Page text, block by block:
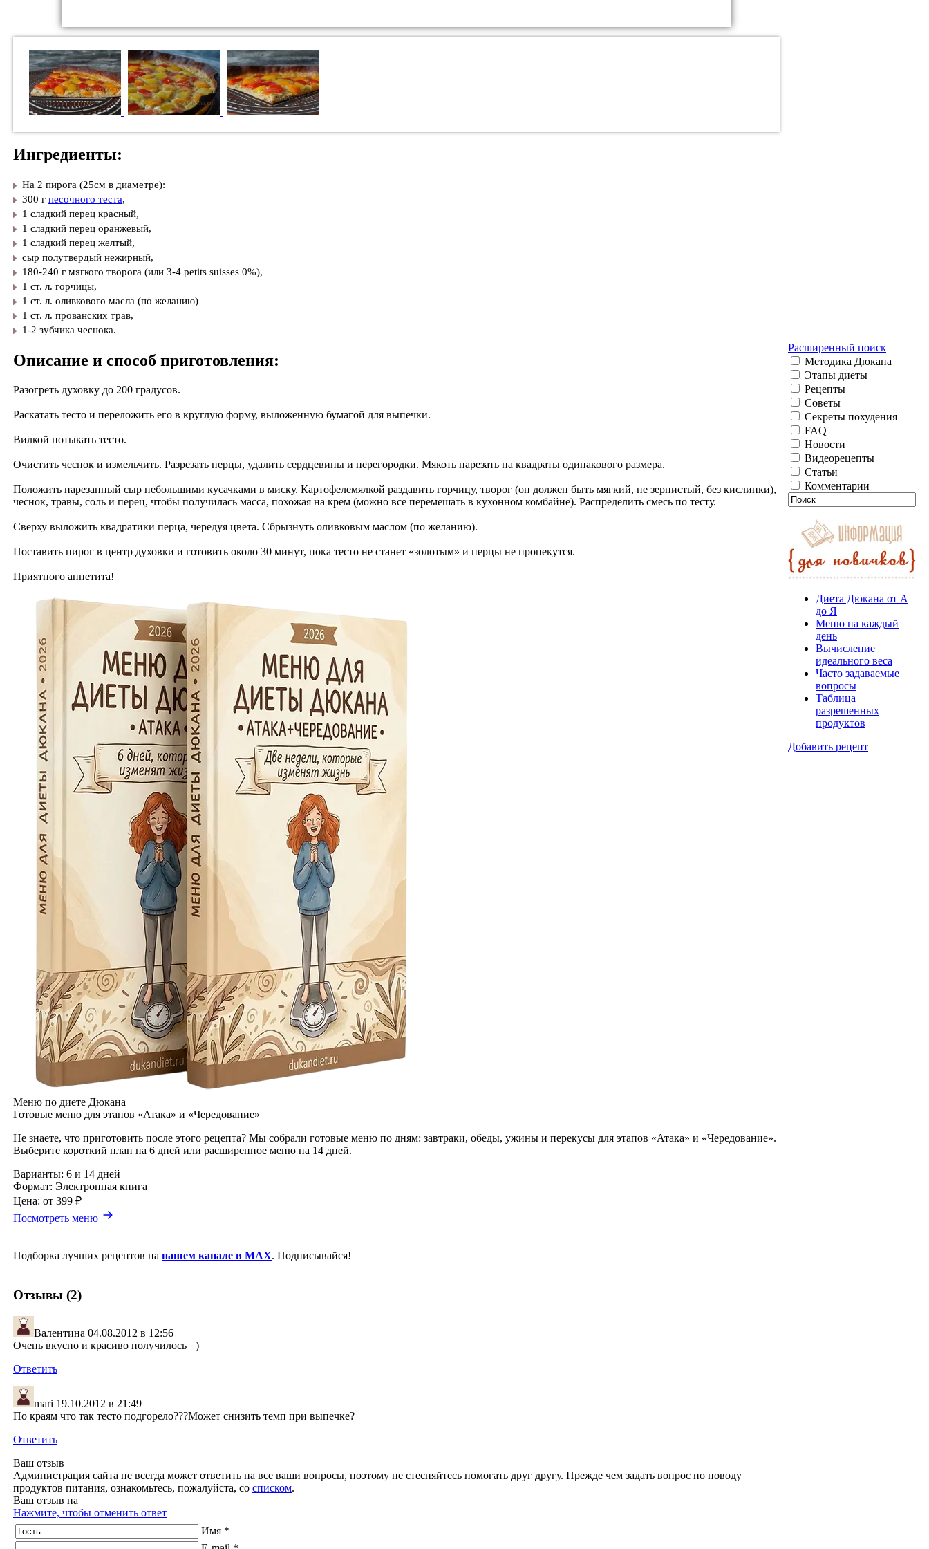
Ингредиенты:
На 2 пирога (25см в диаметре):
300 г песочного теста,
1 сладкий перец красный,
1 сладкий перец оранжевый,
1 сладкий перец желтый,
сыр полутвердый нежирный,
180-240 г мягкого творога (или 3-4 petits suisses 0%),
1 ст. л. горчицы,
1 ст. л. оливкового масла (по желанию)
1 ст. л. прованских трав,
1-2 зубчика чеснока.
Описание и способ приготовления:
Разогреть духовку до 200 градусов.
Раскатать тесто и переложить его в круглую форму, выложенную бумагой для выпечки.
Вилкой потыкать тесто.
Очистить чеснок и измельчить. Разрезать перцы, удалить сердцевины и перегородки. Мякоть нарезать на квадраты одинакового размера.
Положить нарезанный сыр небольшими кусачками в миску. Картофелемялкой раздавить горчицу, творог (он должен быть мягкий, не зернистый, без кислинки),
чеснок, травы, соль и перец, чтобы получилась масса, похожая на крем (можно все перемешать в кухонном комбайне). Распределить смесь по тесту.
Сверху выложить квадратики перца, чередуя цвета. Сбрызнуть оливковым маслом (по желанию).
Поставить пирог в центр духовки и готовить около 30 минут, пока тесто не станет «золотым» и перцы не пропекутся.
Приятного аппетита!
Меню по диете Дюкана
Готовые меню для этапов «Атака» и «Чередование»
Не знаете, что приготовить после этого рецепта? Мы собрали готовые меню по дням: завтраки, обеды, ужины и перекусы для этапов «Атака» и «Чередование».
Выберите короткий план на 6 дней или расширенное меню на 14 дней.
Варианты: 6 и 14 дней
Формат: Электронная книга
Цена: от 399 ₽
Посмотреть меню
Подборка лучших рецептов на нашем канале в MAX. Подписывайся!
Отзывы (2)
Валентина 04.08.2012 в 12:56
Очень вкусно и красиво получилось =)
Ответить
mari 19.10.2012 в 21:49
По краям что так тесто подгорело???Может снизить темп при выпечке?
Ответить
Ваш отзыв
Администрация сайта не всегда может ответить на все ваши вопросы, поэтому не стесняйтесь помогать друг другу. Прежде чем задать вопрос по поводу
продуктов питания, ознакомьтесь, пожалуйста, со списком.
Ваш отзыв на
Нажмите, чтобы отменить ответ
Имя *
Расширенный поиск
Методика Дюкана
Этапы диеты
Рецепты
Советы
Секреты похудения
FAQ
Новости
Видеорецепты
Статьи
Комментарии
Диета Дюкана от А
до Я
Меню на каждый
день
Вычисление
идеального веса
Часто задаваемые
вопросы
Таблица
разрешенных
продуктов
Добавить рецепт